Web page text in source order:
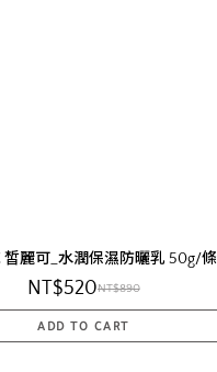
皙麗可_水潤保濕防曬乳 50g/條
NT$520NT$890